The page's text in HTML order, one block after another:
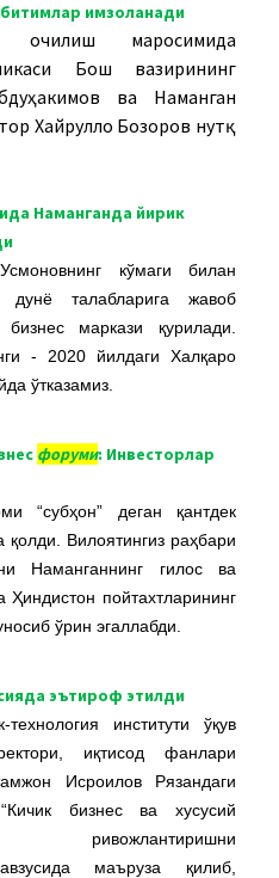
битимлар имзоланади
очилиш маросимида
Бош вазирининг
ва Наманган
Хайрулло Бозоров нутқ
Наманганда йирик
кўмаги билан
дунё талабларига жавоб
маркази қурилади.
- 2020 йилдаги Халқаро
ўтказамиз.
форуми: Инвесторлар
“субҳон” деган қантдек
қолди. Вилоятингиз раҳбари
Наманганнинг гилос ва
Ҳиндистон пойтахтларининг
ўрин эгаллабди.
эътироф этилди
институти ўқув
иқтисод фанлари
Исроилов Рязандаги
бизнес ва хусусий
ривожлантиришни
маъруза қилиб,